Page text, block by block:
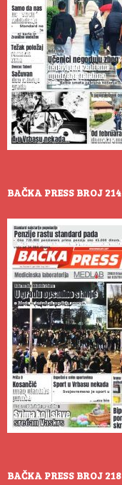
BAČKA PRESS BROJ 214
BAČKA PRESS BROJ 218